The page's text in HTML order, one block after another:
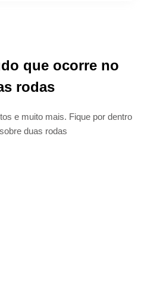
que ocorre no
rodas
e muito mais. Fique por dentro
duas rodas